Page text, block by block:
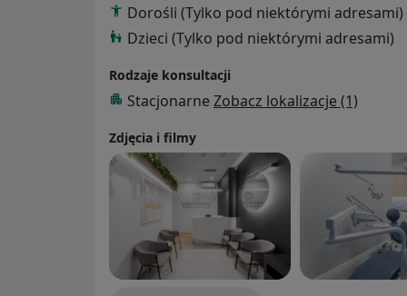
„Opracowanie kanałów korzeniowych
skutecznie i bezpiecznie” lek.dent. Tomasz
„Możliwości współczesnej periodontologii”
„Success Stairs Introduction & Practise 31
funkcjonalna i estetyczna zębów bocznych,
Dorośli (Tylko pod niektórymi adresami)
Dzieci (Tylko pod niektórymi adresami)
Rodzaje konsultacji
Stacjonarne Zobacz lokalizacje (1)
Zdjęcia i filmy